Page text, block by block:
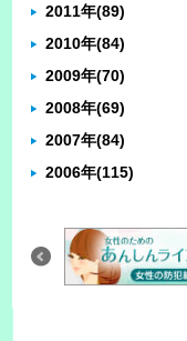
2011年(89)
2010年(84)
2009年(70)
2008年(69)
2007年(84)
2006年(115)